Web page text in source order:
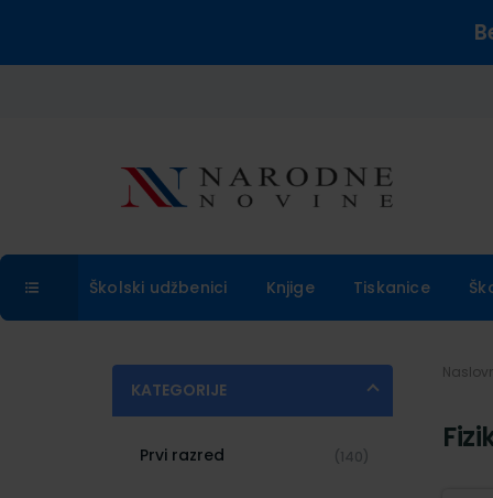
Školski udžbenici Knjige Tiskanice
KATEGORIJE
Prvi razred (140)